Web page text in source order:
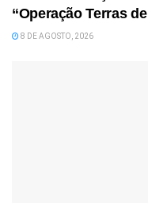
“Operação Terras
8 DE AGOSTO, 2026